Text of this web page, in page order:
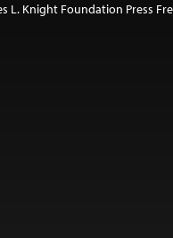
L. Knight Foundation Press